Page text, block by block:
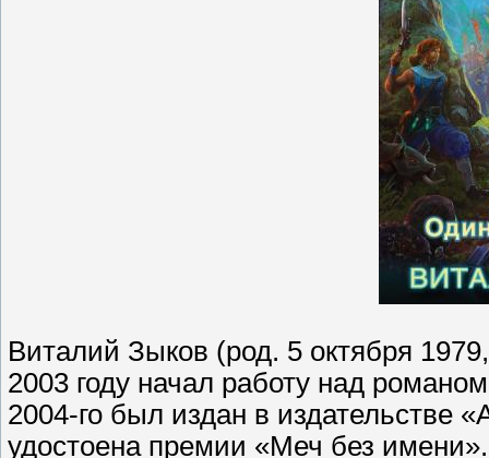
Виталий Зыков (род. 5 октября
2003 году начал работу над
2004-го был издан в издательстве
удостоена премии «Меч без имени».